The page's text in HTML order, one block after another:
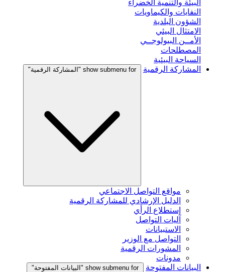
البيئة والتنمية الخضراء
النفايات والكيماويات
الشؤون البلدية
الامتثال البيئي
الأمــن البيولوجــي
المصطلحات
السياحة البيئية
المشاركة الرقمية
show submenu for "المشاركة الرقمية"
مواقع التواصل الاجتماعي
الدليل الإرشادي للمشاركة الرقمية
إستطلاع الرأي
آليات التواصل
الاستبيانات
التواصل مع الوزير
المشورات الرقمية
مدونات
البيانات المفتوحة
show submenu for "البيانات المفتوحة"